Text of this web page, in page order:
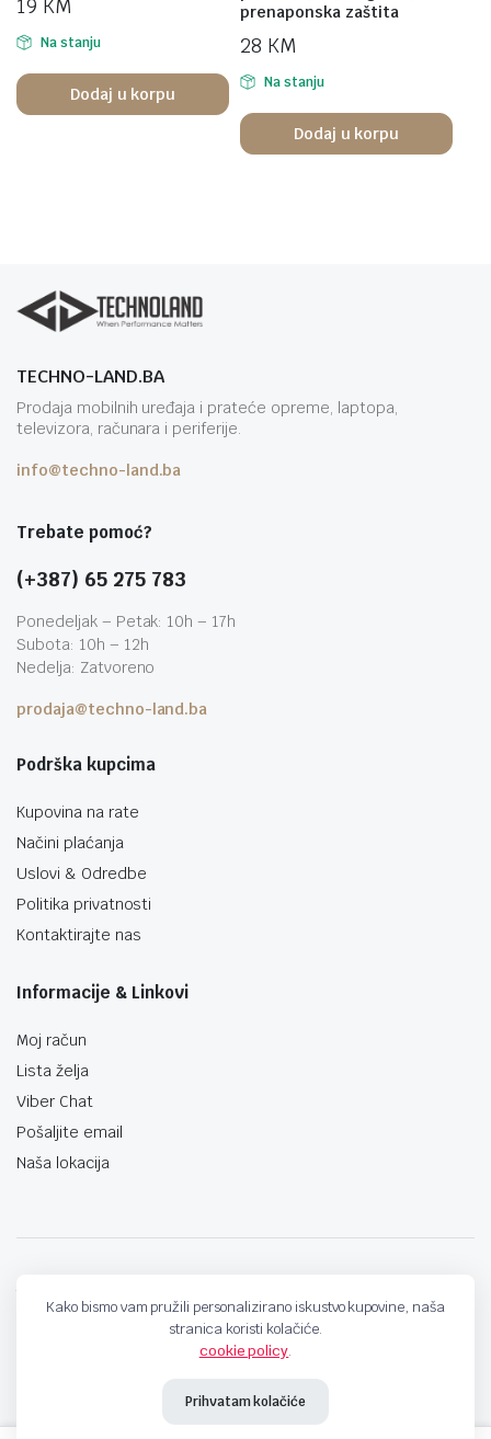
19 KM
Na stanju
Dodaj u korpu
prenaponska zaštita
28 KM
Na stanju
Dodaj u korpu
TECHNO-LAND.BA
Prodaja mobilnih uređaja i prateće opreme, laptopa,
televizora, računara i periferije.
info@techno-land.ba
Trebate pomoć?
(+387) 65 275 783
Ponedeljak – Petak: 10h – 17h
Subota: 10h – 12h
Nedelja: Zatvoreno
prodaja@techno-land.ba
Podrška kupcima
Kupovina na rate
Načini plaćanja
Uslovi & Odredbe
Politika privatnosti
Kontaktirajte nas
Informacije & Linkovi
Moj račun
Lista želja
Viber Chat
Pošaljite email
Naša lokacija
Kako bismo vam pružili personalizirano iskustvo kupovine, naša
stranica koristi kolačiće.
cookie policy.
Prihvatam kolačiće